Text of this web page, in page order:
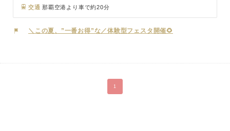
でスムーズにご案内。どんなご要望にもお応えいたします。
交通 那覇空港より車で約20分
＼この夏、”一番お得”な／体験型フェスタ開催🌻
1